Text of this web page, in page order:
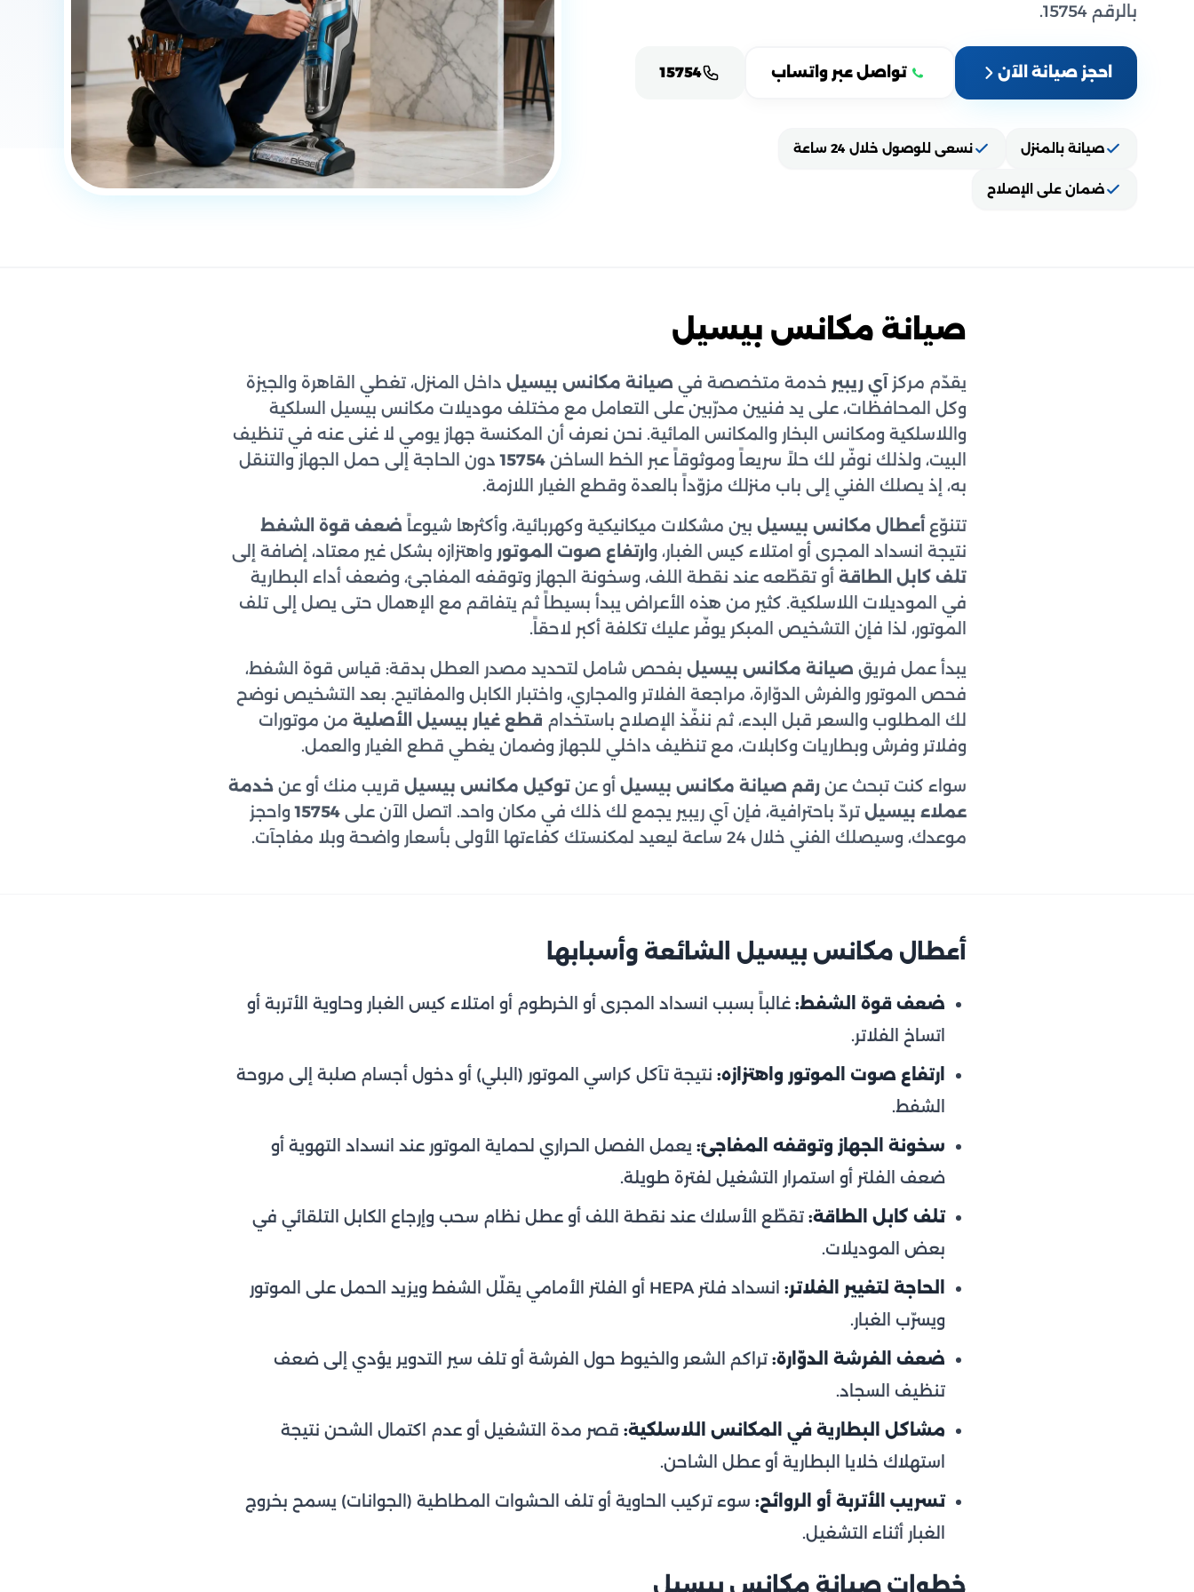
بالرقم 15754.
احجز صيانة الآن تواصل عبر واتساب 15754
صيانة بالمنزل نسعى للوصول خلال 24 ساعة
ضمان على الإصلاح
صيانة مكانس بيسيل
يقدّم مركز آي ريبير خدمة متخصصة في صيانة مكانس بيسيل داخل المنزل، تغطي القاهرة والجيزة
وكل المحافظات، على يد فنيين مدرّبين على التعامل مع مختلف موديلات مكانس بيسيل السلكية
واللاسلكية ومكانس البخار والمكانس المائية. نحن نعرف أن المكنسة جهاز يومي لا غنى عنه في تنظيف
البيت، ولذلك نوفّر لك حلاً سريعاً وموثوقاً عبر الخط الساخن 15754دون الحاجة إلى حمل الجهاز والتنقل
به، إذ يصلك الفني إلى باب منزلك مزوّداً بالعدة وقطع الغيار اللازمة.
تتنوّع أعطال مكانس بيسيل بين مشكلات ميكانيكية وكهربائية، وأكثرها شيوعاً ضعف قوة الشفط
نتيجة انسداد المجرى أو امتلاء كيس الغبار، و ارتفاع صوت الموتور واهتزازه بشكل غير معتاد، إضافة إلى
تلف كابل الطاقة أو تقطّعه عند نقطة اللف، وسخونة الجهاز وتوقفه المفاجئ، وضعف أداء البطارية
في الموديلات اللاسلكية. كثير من هذه الأعراض يبدأ بسيطاً ثم يتفاقم مع الإهمال حتى يصل إلى تلف
الموتور، لذا فإن التشخيص المبكر يوفّر عليك تكلفة أكبر لاحقاً.
يبدأ عمل فريق صيانة مكانس بيسيل بفحص شامل لتحديد مصدر العطل بدقة: قياس قوة الشفط،
فحص الموتور والفرش الدوّارة، مراجعة الفلاتر والمجاري، واختبار الكابل والمفاتيح. بعد التشخيص نوضح
لك المطلوب والسعر قبل البدء، ثم ننفّذ الإصلاح باستخدام قطع غيار بيسيل الأصلية من موتورات
وفلاتر وفرش وبطاريات وكابلات، مع تنظيف داخلي للجهاز وضمان يغطي قطع الغيار والعمل.
سواء كنت تبحث عن رقم صيانة مكانس بيسيل أو عن توكيل مكانس بيسيل قريب منك أو عن خدمة
عملاء بيسيل تردّ باحترافية، فإن آي ريبير يجمع لك ذلك في مكان واحد. اتصل الآن على 15754واحجز
موعدك، وسيصلك الفني خلال 24 ساعة ليعيد لمكنستك كفاءتها الأولى بأسعار واضحة وبلا مفاجآت.
أعطال مكانس بيسيل الشائعة وأسبابها
ضعف قوة الشفط: غالباً بسبب انسداد المجرى أو الخرطوم أو امتلاء كيس الغبار وحاوية الأتربة أو
اتساخ الفلاتر.
ارتفاع صوت الموتور واهتزازه: نتيجة تآكل كراسي الموتور (البلي) أو دخول أجسام صلبة إلى مروحة
الشفط.
سخونة الجهاز وتوقفه المفاجئ: يعمل الفصل الحراري لحماية الموتور عند انسداد التهوية أو
ضعف الفلتر أو استمرار التشغيل لفترة طويلة.
تلف كابل الطاقة: تقطّع الأسلاك عند نقطة اللف أو عطل نظام سحب وإرجاع الكابل التلقائي في
بعض الموديلات.
الحاجة لتغيير الفلاتر:
انسداد فلتر HEPA أو الفلتر الأمامي يقلّل الشفط ويزيد الحمل على الموتور
ويسرّب الغبار.
ضعف الفرشة الدوّارة: تراكم الشعر والخيوط حول الفرشة أو تلف سير التدوير يؤدي إلى ضعف
تنظيف السجاد.
مشاكل البطارية في المكانس اللاسلكية: قصر مدة التشغيل أو عدم اكتمال الشحن نتيجة
استهلاك خلايا البطارية أو عطل الشاحن.
تسريب الأتربة أو الروائح: سوء تركيب الحاوية أو تلف الحشوات المطاطية (الجوانات) يسمح بخروج
الغبار أثناء التشغيل.
خطوات صيانة مكانس بيسيل